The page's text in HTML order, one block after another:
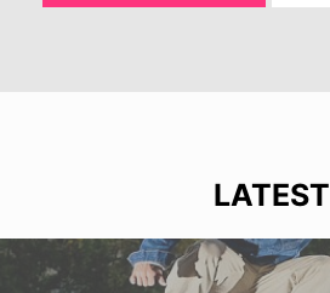
LATEST